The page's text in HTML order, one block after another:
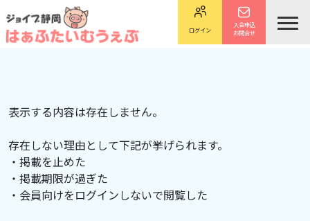
ログイン
入会申込
お問合せ
表示する内容は存在しません。
存在しない理由として下記が挙げられます。
・掲載を止めた
・掲載期限が過ぎた
・会員向けをログインしないで閲覧した